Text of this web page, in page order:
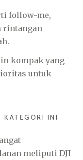
follow-me,
rintangan
kompak yang
untuk
KATEGORI INI
meliputi DJI